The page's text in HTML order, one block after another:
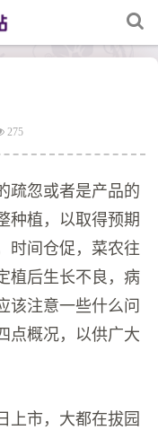
275
疏忽或者是产品的
种植，以取得预期
时间仓促，菜农往
植后生长不良，病
该注意一些什么问
点概况，以供广大
上市，大都在拔园